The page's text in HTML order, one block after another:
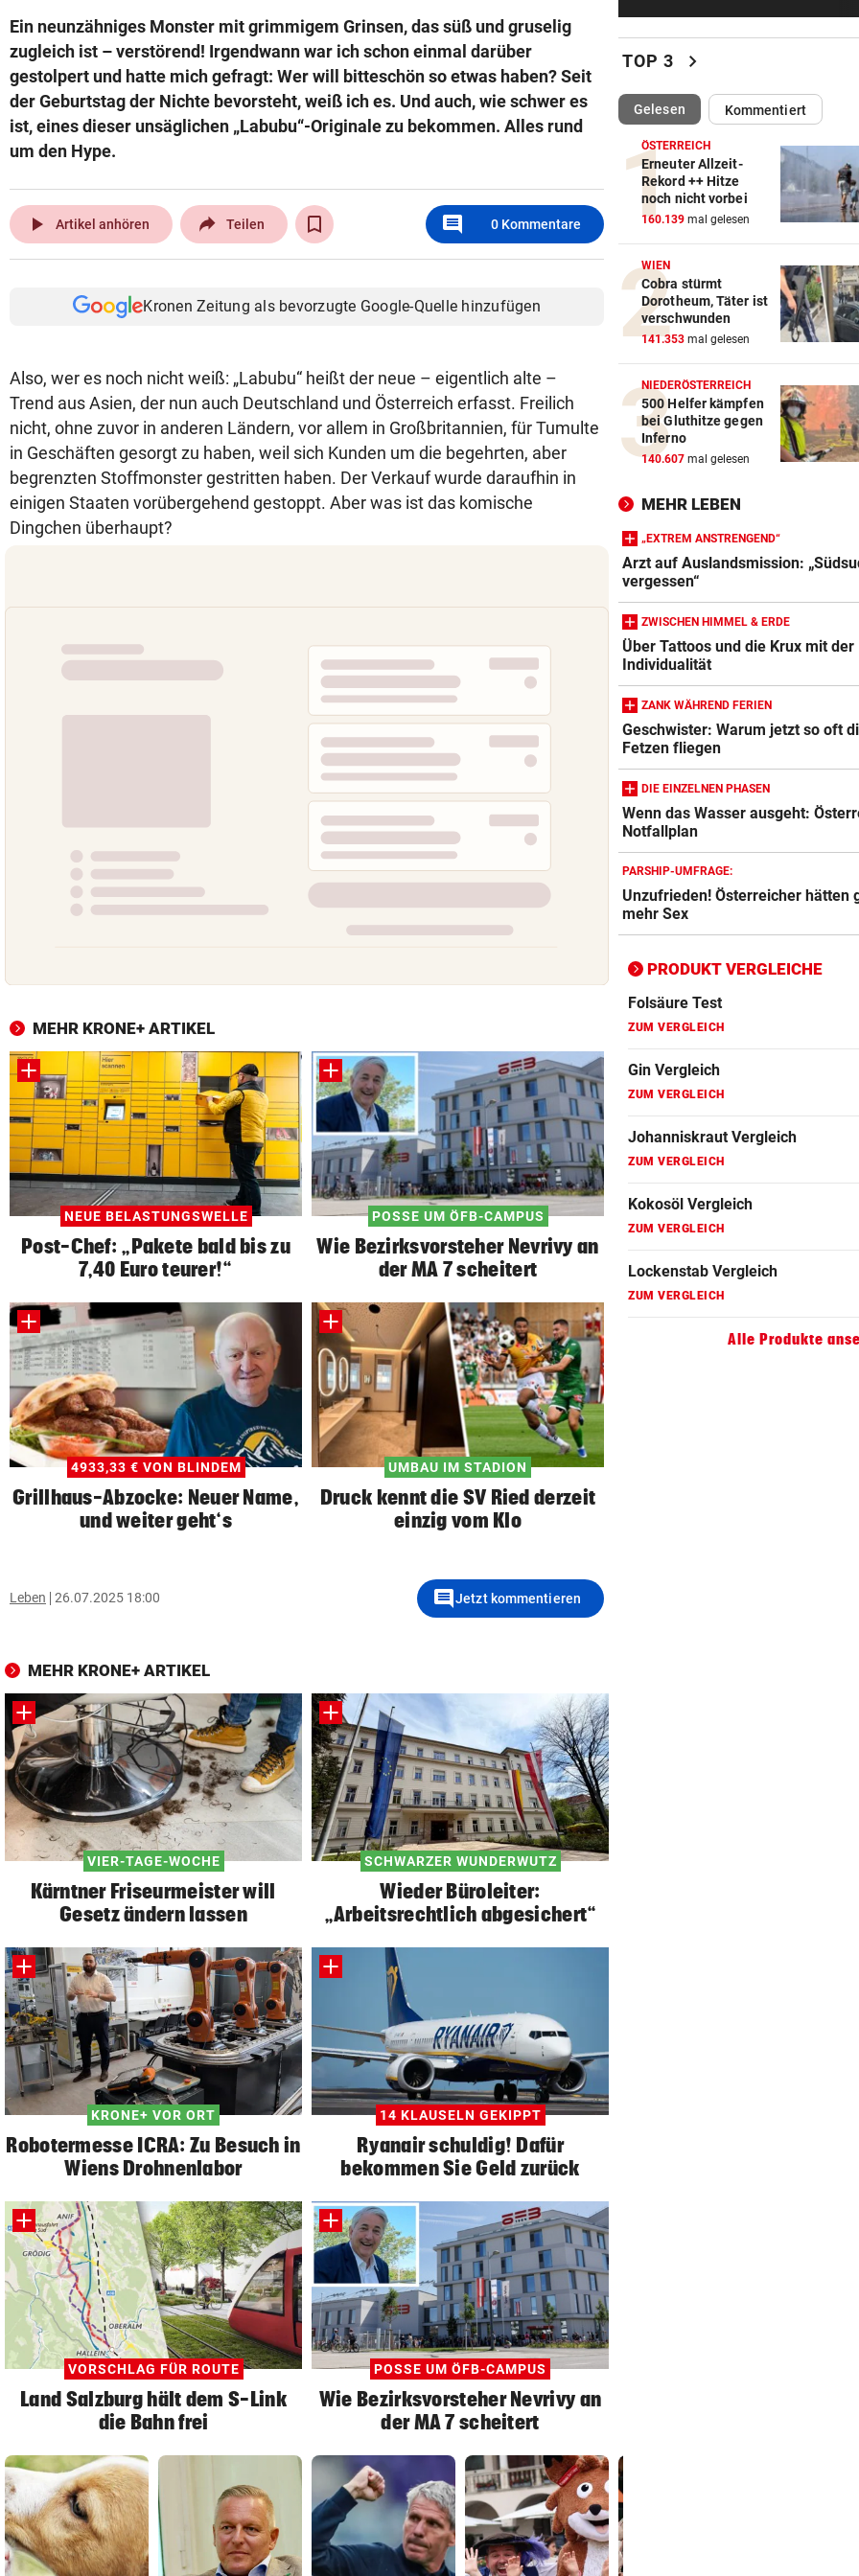
Ein neunzähniges Monster mit grimmigem Grinsen, das süß und gruselig
zugleich ist – verstörend! Irgendwann war ich schon einmal darüber
gestolpert und hatte mich gefragt: Wer will bitteschön so etwas haben? Seit
der Geburtstag der Nichte bevorsteht, weiß ich es. Und auch, wie schwer es
ist, eines dieser unsäglichen „Labubu“-Originale zu bekommen. Alles rund
um den Hype.
play_arrow Artikel anhören Teilen comment 0 Kommentare
Kronen Zeitung als bevorzugte Google-Quelle hinzufügen
Also, wer es noch nicht weiß: „Labubu“ heißt der neue – eigentlich alte –
Trend aus Asien, der nun auch Deutschland und Österreich erfasst. Freilich
nicht, ohne zuvor in anderen Ländern, vor allem in Großbritannien, für Tumulte
in Geschäften gesorgt zu haben, weil sich Kunden um die begehrten, aber
begrenzten Stoffmonster gestritten haben. Der Verkauf wurde daraufhin in
einigen Staaten vorübergehend gestoppt. Aber was ist das komische
Dingchen überhaupt?
MEHR KRONE+ ARTIKEL
NEUE BELASTUNGSWELLE
Post-Chef: „Pakete bald bis zu
7,40 Euro teurer!“
POSSE UM ÖFB-CAMPUS
Wie Bezirksvorsteher Nevrivy an
der MA 7 scheitert
4933,33 € VON BLINDEM
Grillhaus-Abzocke: Neuer Name,
und weiter geht‘s
UMBAU IM STADION
Druck kennt die SV Ried derzeit
einzig vom Klo
Leben 26.07.2025 18:00 commentJetzt kommentieren
MEHR KRONE+ ARTIKEL
VIER-TAGE-WOCHE
Kärntner Friseurmeister will
Gesetz ändern lassen
SCHWARZER WUNDERWUTZ
Wieder Büroleiter:
„Arbeitsrechtlich abgesichert“
KRONE+ VOR ORT
Robotermesse ICRA: Zu Besuch in
Wiens Drohnenlabor
14 KLAUSELN GEKIPPT
Ryanair schuldig! Dafür
bekommen Sie Geld zurück
VORSCHLAG FÜR ROUTE
Land Salzburg hält dem S-Link
die Bahn frei
POSSE UM ÖFB-CAMPUS
Wie Bezirksvorsteher Nevrivy an
der MA 7 scheitert
Wie Bezirksvorsteher
der MA 7 scheitert
Grillhaus-Abzocke: Neuer
und weiter geht‘s
UMBAU IM STADION vor
Druck kennt die SV Ried
einzig vom Klo
Beim Spazieren am Kopf
„War echt blöd“
MARIO KUNASEK FORDERT: vor
Präventivhaft für Gefährder,
soll abschieben
HEIL KEHRT HEIM vor
Pfeifkonzert? „Habe für den
Wienerin stieß vor 100
Rekord für Ewigkeit
NACH FRANKFURT-WECHSEL vor
Klepeisz:
ich haben wollte“
„Nur Pflicht erfüllt,
Ausrufezeichen!“
Bullen-Ass: „Dann würde
gegen den WAC jubeln!“
„EXTREM ANSTRENGEND“
Arzt auf Auslandsmission:
„Südsudan ist vergessen“
Heikler Kraftakt: Neue
brauchen Geduld
Das Märchen der deutschen
Autobauer
TOP 3 chevron_right
Gelesen(ausgewählt)Kommentiert
ÖSTERREICH
Erneuter Allzeit-
Rekord ++ Hitze
noch nicht vorbei
160.139 mal gelesen
WIEN
Cobra stürmt
Dorotheum, Täter ist
verschwunden
141.353 mal gelesen
NIEDERÖSTERREICH
500 Helfer kämpfen
bei Gluthitze gegen
Inferno
140.607 mal gelesen
MEHR LEBEN
„EXTREM ANSTRENGEND“
Arzt auf Auslandsmission:
vergessen“
ZWISCHEN HIMMEL & ERDE
Über Tattoos und die Krux mit der
Individualität
ZANK WÄHREND FERIEN
Geschwister: Warum jetzt so oft
Fetzen fliegen
DIE EINZELNEN PHASEN
Wenn das Wasser ausgeht:
Notfallplan
PARSHIP-UMFRAGE:
Unzufrieden! Österreicher hätten
mehr Sex
PRODUKT VERGLEICHE
Blutdruckmessgerät Vergleich
Duschkopf Vergleich
ZUM VERGLEICH
ZUM VERGLEICH
Epilierer Vergleich
ZUM VERGLEICH
Fitbit Vergleich
ZUM VERGLEICH
Folsäure Test
ZUM VERGLEICH
Gin Vergleich
ZUM VERGLEICH
Johanniskraut Vergleich
ZUM VERGLEICH
Kokosöl Vergleich
ZUM VERGLEICH
Lockenstab Vergleich
ZUM VERGLEICH
Alle Produkte